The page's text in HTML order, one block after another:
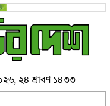
২৪ শ্রাবণ ১৪৩৩